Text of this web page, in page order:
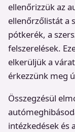
ellenőrizzük az
ellenőrzőlistát a
pótkerék, a
felszerelések.
elkerüljük a
érkezzünk meg
Összegzésül
intézkedések és